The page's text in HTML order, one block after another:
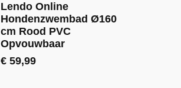
Lendo Online
Hondenzwembad Ø160
cm Rood PVC
Opvouwbaar
€ 59,99